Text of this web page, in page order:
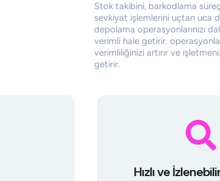
Stok takibini, barkodlama
sevkiyat işlemlerini uçtan uca
depolama operasyonlarınızı
verimli hale getirir.​
verimliliğinizi artırır ve
getirir.
Hızlı ve